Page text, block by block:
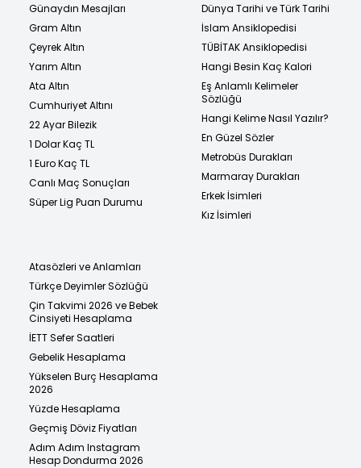
Günaydın Mesajları
Gram Altın
Çeyrek Altın
Yarım Altın
Ata Altın
Cumhuriyet Altını
22 Ayar Bilezik
1 Dolar Kaç TL
1 Euro Kaç TL
Canlı Maç Sonuçları
Süper Lig Puan Durumu
Dünya Tarihi ve Türk Tarihi
İslam Ansiklopedisi
TÜBİTAK Ansiklopedisi
Hangi Besin Kaç Kalori
Eş Anlamlı Kelimeler
Sözlüğü
Hangi Kelime Nasıl Yazılır?
En Güzel Sözler
Metrobüs Durakları
Marmaray Durakları
Erkek İsimleri
Kız İsimleri
Atasözleri ve Anlamları
Türkçe Deyimler Sözlüğü
Çin Takvimi 2026 ve Bebek
Cinsiyeti Hesaplama
İETT Sefer Saatleri
Gebelik Hesaplama
Yükselen Burç Hesaplama
2026
Yüzde Hesaplama
Geçmiş Döviz Fiyatları
Adım Adım Instagram
Hesap Dondurma 2026